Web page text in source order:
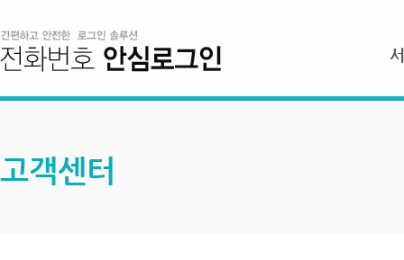
고객센터